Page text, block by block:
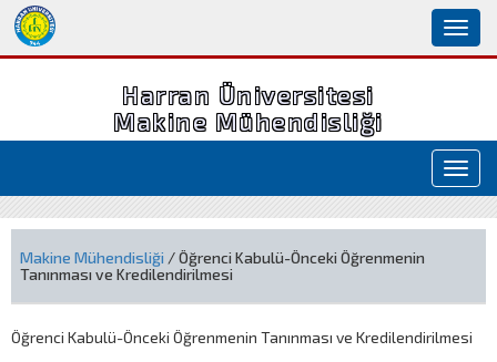
Harran Üniversitesi
Makine Mühendisliği
Makine Mühendisliği / Öğrenci Kabulü-Önceki Öğrenmenin
Tanınması ve Kredilendirilmesi
Öğrenci Kabulü-Önceki Öğrenmenin Tanınması ve Kredilendirilmesi